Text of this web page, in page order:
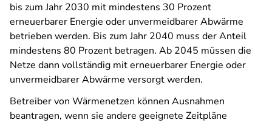
bis zum Jahr 2030 mit mindestens 30 Prozent
erneuerbarer Energie oder unvermeidbarer Abwärme
betrieben werden. Bis zum Jahr 2040 muss der Anteil
mindestens 80 Prozent betragen. Ab 2045 müssen die
Netze dann vollständig mit erneuerbarer Energie oder
unvermeidbarer Abwärme versorgt werden.
Betreiber von Wärmenetzen können Ausnahmen
beantragen, wenn sie andere geeignete Zeitpläne